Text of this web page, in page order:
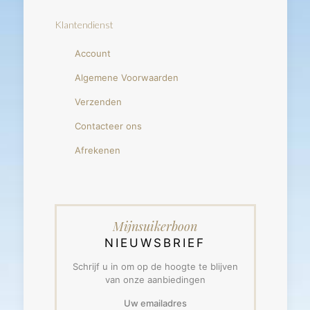
Klantendienst
Account
Algemene Voorwaarden
Verzenden
Contacteer ons
Afrekenen
Mijnsuikerboon
NIEUWSBRIEF
Schrijf u in om op de hoogte te blijven
van onze aanbiedingen
Uw emailadres